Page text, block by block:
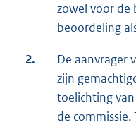
zowel voor de
beoordeling
2.
De aanvrager
zijn
toelichting
de commissie.